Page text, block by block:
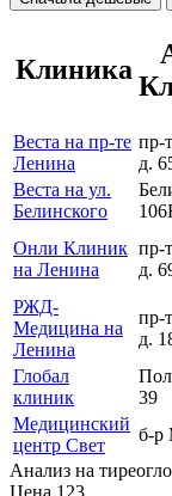
Клиника
Веста на пр-те
Ленина
пр-
д.
Веста на ул.
Белинского
Онли Клиник
на Ленина
пр-
д.
РЖД-
Медицина на
Ленина
пр-
д.
Глобал
клиник
39
Медицинский
центр Свет
б-р
Анализ на